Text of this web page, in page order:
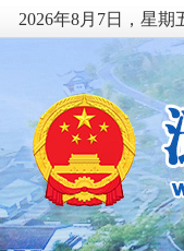
2026年8月7日，星期